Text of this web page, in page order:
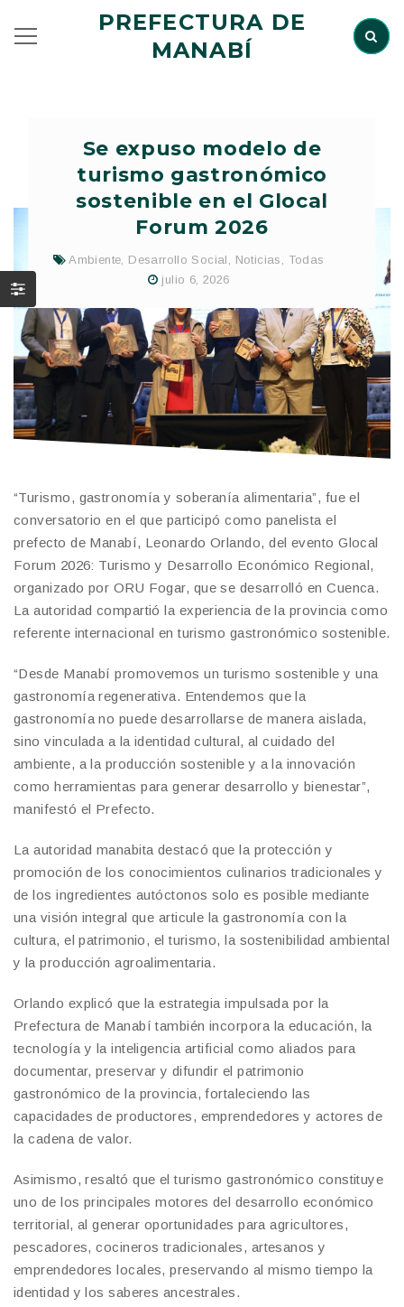
PREFECTURA DE
MANABÍ
Se expuso modelo de
turismo gastronómico
sostenible en el Glocal
Forum 2026
Ambiente Desarrollo Social Noticias
Todas
julio 6, 2026
“Turismo, gastronomía y soberanía alimentaria”, fue el
conversatorio en el que participó como panelista el
prefecto de Manabí, Leonardo Orlando, del evento Glocal
Forum 2026: Turismo y Desarrollo Económico Regional,
organizado por ORU Fogar, que se desarrolló en Cuenca.
La autoridad compartió la experiencia de la provincia como
referente internacional en turismo gastronómico sostenible.
“Desde Manabí promovemos un turismo sostenible y una
gastronomía regenerativa. Entendemos que la
gastronomía no puede desarrollarse de manera aislada,
sino vinculada a la identidad cultural, al cuidado del
ambiente, a la producción sostenible y a la innovación
como herramientas para generar desarrollo y bienestar”,
manifestó el Prefecto.
La autoridad manabita destacó que la protección y
promoción de los conocimientos culinarios tradicionales y
de los ingredientes autóctonos solo es posible mediante
una visión integral que articule la gastronomía con la
cultura, el patrimonio, el turismo, la sostenibilidad ambiental
y la producción agroalimentaria.
Orlando explicó que la estrategia impulsada por la
Prefectura de Manabí también incorpora la educación, la
tecnología y la inteligencia artificial como aliados para
documentar, preservar y difundir el patrimonio
gastronómico de la provincia, fortaleciendo las
capacidades de productores, emprendedores y actores de
la cadena de valor.
Asimismo, resaltó que el turismo gastronómico constituye
uno de los principales motores del desarrollo económico
territorial, al generar oportunidades para agricultores,
pescadores, cocineros tradicionales, artesanos y
emprendedores locales, preservando al mismo tiempo la
identidad y los saberes ancestrales.